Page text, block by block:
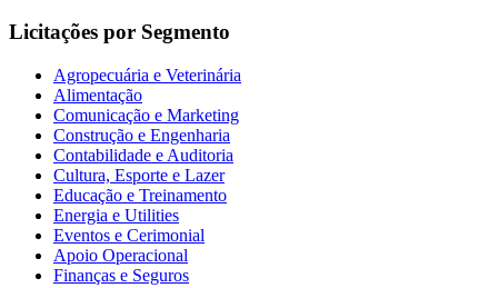
Licitações por Segmento
Agropecuária e Veterinária
Alimentação
Comunicação e Marketing
Construção e Engenharia
Contabilidade e Auditoria
Cultura, Esporte e Lazer
Educação e Treinamento
Energia e Utilities
Eventos e Cerimonial
Apoio Operacional
Finanças e Seguros